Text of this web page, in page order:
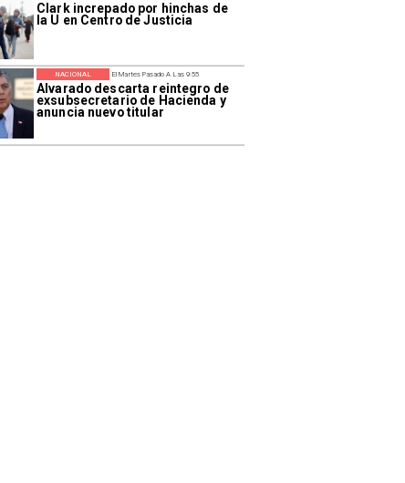
Clark increpado por hinchas de
la U en Centro de Justicia
El Martes Pasado A Las 9:55
Alvarado descarta reintegro de
exsubsecretario de Hacienda y
anuncia nuevo titular
NACIONAL